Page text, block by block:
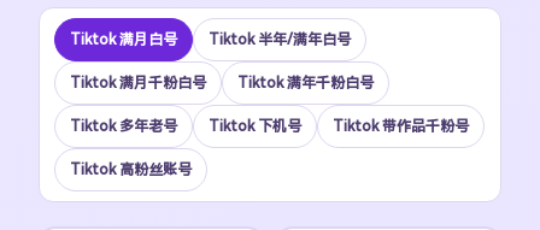
Tiktok 满月白号 Tiktok 半年/满年白号
Tiktok 满月千粉白号 Tiktok 满年千粉白号
Tiktok 多年老号 Tiktok 下机号 Tiktok 带作品千粉号
Tiktok 高粉丝账号